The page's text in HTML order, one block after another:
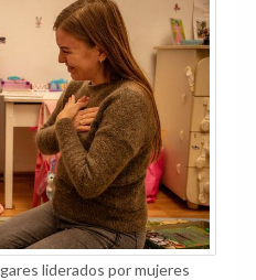
liderados por mujeres